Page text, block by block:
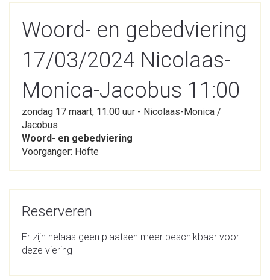
Woord- en gebedviering
17/03/2024 Nicolaas-
Monica-Jacobus 11:00
zondag 17 maart, 11:00 uur - Nicolaas-Monica /
Jacobus
Woord- en gebedviering
Voorganger: Höfte
Reserveren
Er zijn helaas geen plaatsen meer beschikbaar voor
deze viering